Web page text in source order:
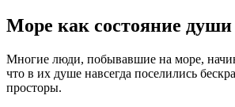
Море как состояние души
Многие люди, побывавшие на море,
что в их душе навсегда поселились
просторы.